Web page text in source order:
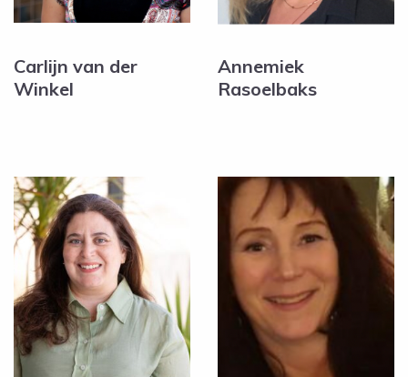
Carlijn van der
Winkel
Annemiek
Rasoelbaks